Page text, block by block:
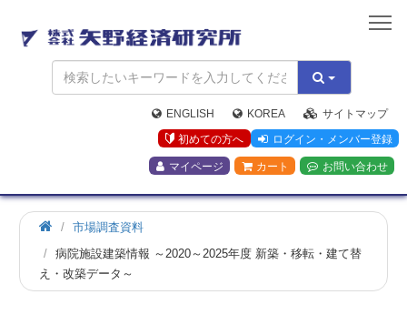
矢
野
経
済
研
究
所
ENGLISH KOREA
サイトマップ
初めての方へ
ログイン・メンバー登録
マイページ カート お問い合わせ
市場調査資料
病院施設建築情報 ～2020～2025年度 新築・移転・建て替
え・改築データ～